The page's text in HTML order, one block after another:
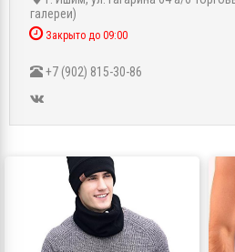
галереи)
Закрыто до 09:00
+7 (902) 815-30-86